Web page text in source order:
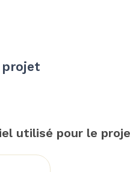
projet
utilisé pour le